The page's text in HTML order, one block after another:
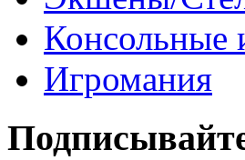
Консольные
Игромания